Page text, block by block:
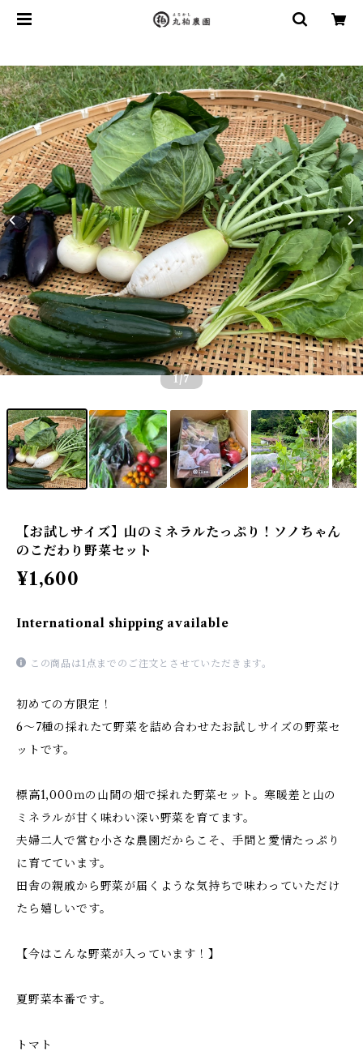
1/7
【お試しサイズ】山のミネラルたっぷり！ソノちゃん
のこだわり野菜セット
¥1,600
International shipping available
この商品は1点までのご注文とさせていただきます。
初めての方限定！
6〜7種の採れたて野菜を詰め合わせたお試しサイズの野菜セ
ットです。
標高1,000ｍの山間の畑で採れた野菜セット。寒暖差と山の
ミネラルが甘く味わい深い野菜を育てます。
夫婦二人で営む小さな農園だからこそ、手間と愛情たっぷり
に育てています。
田舎の親戚から野菜が届くような気持ちで味わっていただけ
たら嬉しいです。
【今はこんな野菜が入っています！】
夏野菜本番です。
トマト